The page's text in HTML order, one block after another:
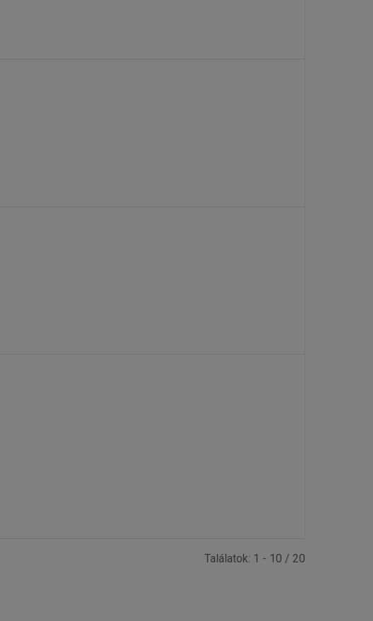
Találatok: 1 - 10 / 20